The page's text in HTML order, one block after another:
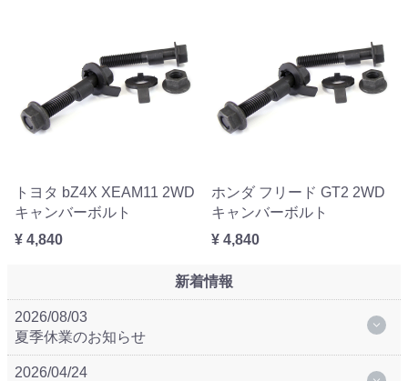
トヨタ bZ4X XEAM11 2WD
キャンバーボルト
¥ 4,840
ホンダ フリード GT2 2WD
キャンバーボルト
¥ 4,840
新着情報
2026/08/03
夏季休業のお知らせ
2026/04/24